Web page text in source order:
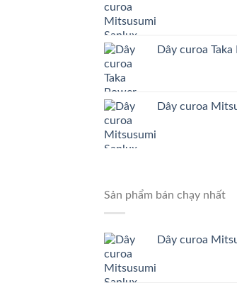
Dây curoa
Dây curoa
Sản phẩm bán chạy nhất
Dây curoa